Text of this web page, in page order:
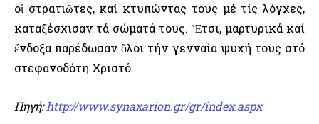
οἱ στρατιῶτες, καί κτυπώντας τους μέ τίς λόγχες,
καταξέσχισαν τά σώματά τους. Ἔτσι, μαρτυρικά καί
ἔνδοξα παρέδωσαν ὅλοι τήν γενναία ψυχή τους στό
στεφανοδότη Χριστό.
Πηγή:http://www.synaxarion.gr/gr/index.aspx